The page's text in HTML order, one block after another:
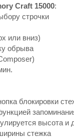
Craft 15000:
строчки
или вниз)
обрыва
блокировки
высота и
стежка